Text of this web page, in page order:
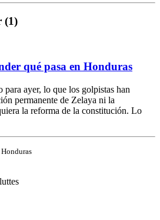
(1)
qué pasa en Honduras
ayer, lo que los golpistas han
permanente de Zelaya ni la
la reforma de la constitución. Lo